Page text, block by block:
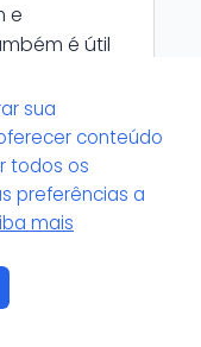
e
é útil
desvios.
de
sua
conteúdo
todos os
preferências a
mais